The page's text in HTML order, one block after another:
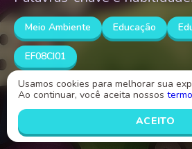
Meio Ambiente Educação
EF08CI01
Atividade sobre o descarte
Usamos cookies para melhorar sua
Ao continuar, você aceita nossos
ACEITO